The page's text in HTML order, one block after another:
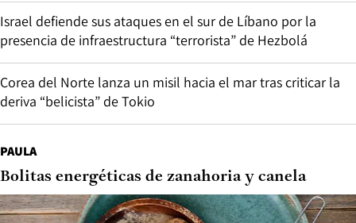
Israel defiende sus ataques en el sur de Líbano por la
presencia de infraestructura “terrorista” de Hezbolá
Corea del Norte lanza un misil hacia el mar tras criticar la
deriva “belicista” de Tokio
PAULA
Bolitas energéticas de zanahoria y canela